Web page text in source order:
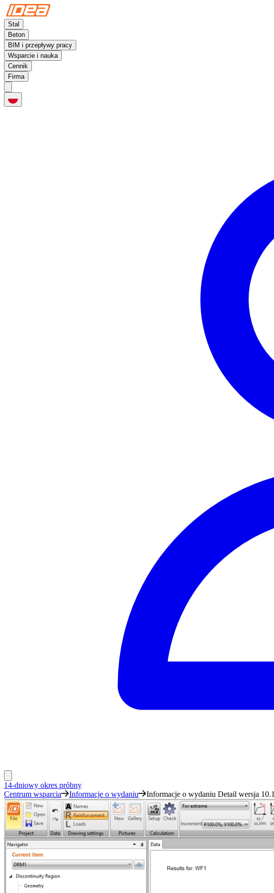
Stal
Beton
BIM i przepływy pracy
Wsparcie i nauka
Cennik
Firma
14-dniowy okres próbny
Centrum wsparcia
Informacje o wydaniu Informacje o wydaniu Detail wersja 10.1